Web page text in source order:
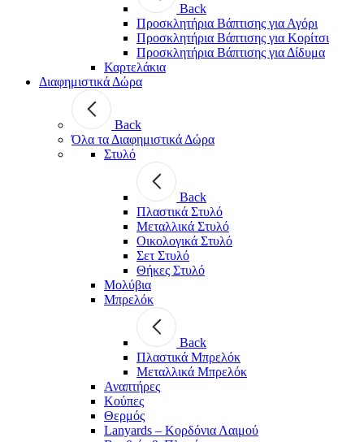
Back
Προσκλητήρια Βάπτισης για Αγόρι
Προσκλητήρια Βάπτισης για Κορίτσι
Προσκλητήρια Βάπτισης για Δίδυμα
Καρτελάκια
Διαφημιστικά Δώρα
Back
Όλα τα Διαφημιστικά Δώρα
Στυλό
Back
Πλαστικά Στυλό
Μεταλλικά Στυλό
Οικολογικά Στυλό
Σετ Στυλό
Θήκες Στυλό
Μολύβια
Μπρελόκ
Back
Πλαστικά Μπρελόκ
Μεταλλικά Μπρελόκ
Αναπτήρες
Κούπες
Θερμός
Lanyards – Kορδόνια Λαιμού